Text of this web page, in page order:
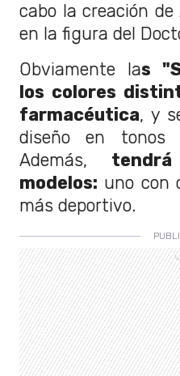
cabo la creación
en la figura del
Obviamente las
los colores
farmacéutica, y
diseño en tonos
Además, tendrá
modelos: uno con
más deportivo.